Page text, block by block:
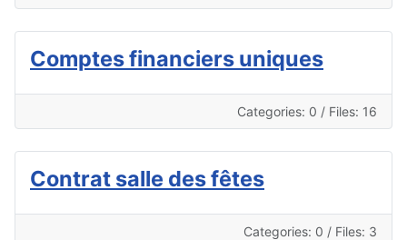
Comptes financiers uniques
Categories: 0 / Files: 16
Contrat salle des fêtes
Categories: 0 / Files: 3